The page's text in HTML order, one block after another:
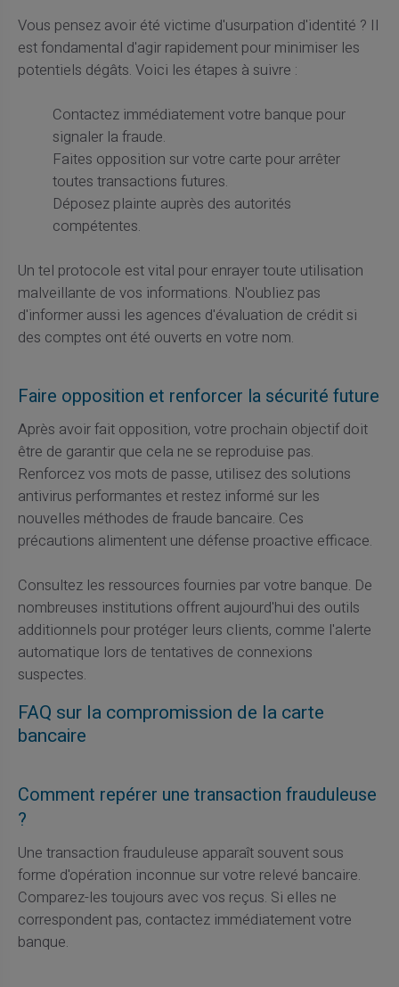
Vous pensez avoir été victime d'usurpation d'identité ? Il
est fondamental d'agir rapidement pour minimiser les
potentiels dégâts. Voici les étapes à suivre :
Contactez immédiatement votre banque pour
signaler la fraude.
Faites opposition sur votre carte pour arrêter
toutes transactions futures.
Déposez plainte auprès des autorités
compétentes.
Un tel protocole est vital pour enrayer toute utilisation
malveillante de vos informations. N'oubliez pas
d'informer aussi les agences d'évaluation de crédit si
des comptes ont été ouverts en votre nom.
Faire opposition et renforcer la sécurité future
Après avoir fait opposition, votre prochain objectif doit
être de garantir que cela ne se reproduise pas.
Renforcez vos mots de passe, utilisez des solutions
antivirus performantes et restez informé sur les
nouvelles méthodes de fraude bancaire. Ces
précautions alimentent une défense proactive efficace.
Consultez les ressources fournies par votre banque. De
nombreuses institutions offrent aujourd'hui des outils
additionnels pour protéger leurs clients, comme l'alerte
automatique lors de tentatives de connexions
suspectes.
FAQ sur la compromission de la carte
bancaire
Comment repérer une transaction frauduleuse
?
Une transaction frauduleuse apparaît souvent sous
forme d'opération inconnue sur votre relevé bancaire.
Comparez-les toujours avec vos reçus. Si elles ne
correspondent pas, contactez immédiatement votre
banque.